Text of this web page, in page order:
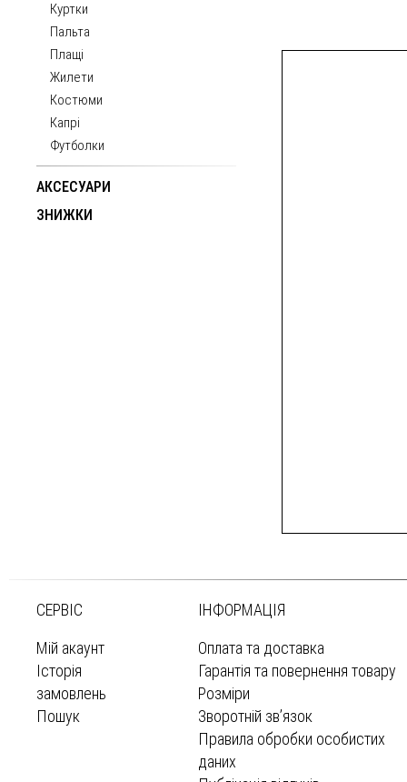
Куртки
Пальта
Плащі
Жилети
Костюми
Капрі
Футболки
АКСЕСУАРИ
ЗНИЖКИ
СЕРВІС
Мій акаунт
Історія
замовлень
Пошук
ІНФОРМАЦІЯ
Оплата та доставка
Гарантія та повернення товару
Розміри
Зворотній зв’язок
Правила обробки особистих
даних